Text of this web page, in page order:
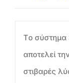
Tο σύστημα
αποτελεί
στιβαρές